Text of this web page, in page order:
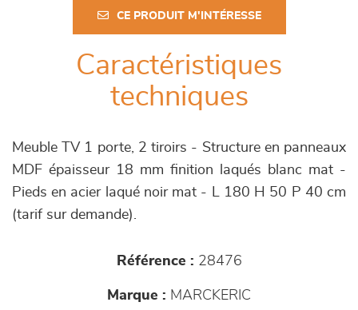
CE PRODUIT M'INTÉRESSE
Caractéristiques
techniques
Meuble TV 1 porte, 2 tiroirs - Structure en panneaux
MDF épaisseur 18 mm finition laqués blanc mat -
Pieds en acier laqué noir mat - L 180 H 50 P 40 cm
(tarif sur demande).
Référence : 28476
Marque : MARCKERIC